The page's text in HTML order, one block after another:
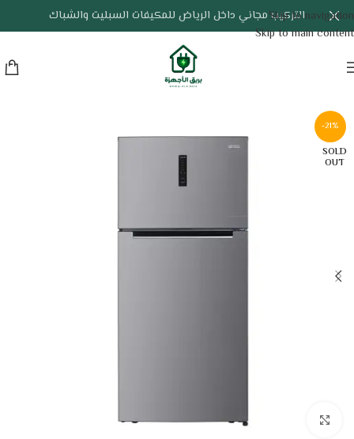
Skip to navigation
Skip to main content
التركيب مجاني داخل الرياض للمكيفات السبليت والشباك
-21%
SOLD
OUT
Click to enlarge